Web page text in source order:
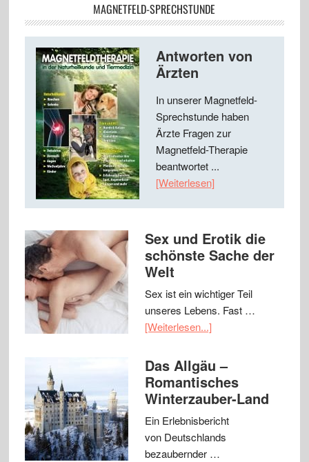
MAGNETFELD-SPRECHSTUNDE
Antworten von
Ärzten
In unserer Magnetfeld-
Sprechstunde haben
Ärzte Fragen zur
Magnetfeld-Therapie
beantwortet ...
[Weiterlesen]
Sex und Erotik die
schönste Sache der
Welt
Sex ist ein wichtiger Teil
unseres Lebens. Fast …
[Weiterlesen...]
Das Allgäu –
Romantisches
Winterzauber-Land
Ein Erlebnisbericht
von Deutschlands
bezaubernder …